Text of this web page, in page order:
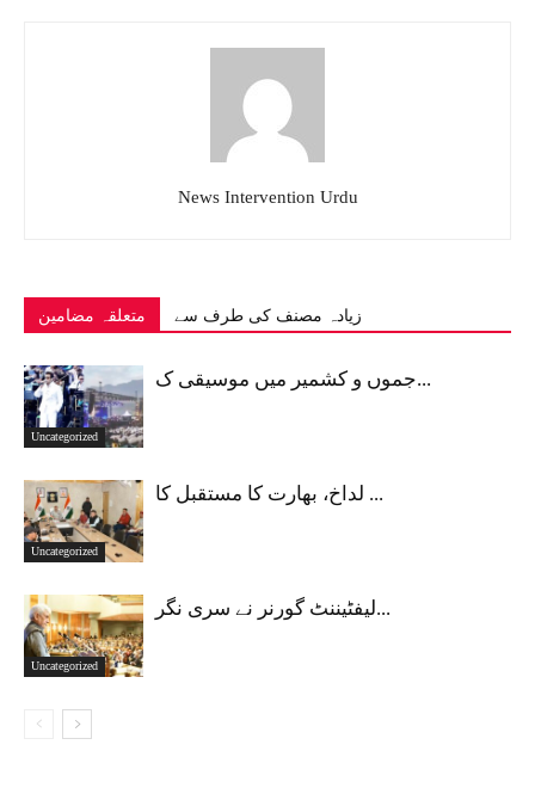
News Intervention Urdu
متعلقہ مضامین زیادہ مصنف کی طرف سے
Uncategorized
جموں و کشمیر میں موسیقی ک...
Uncategorized
لداخ، بھارت کا مستقبل کا ...
Uncategorized
لیفٹیننٹ گورنر نے سری نگر...